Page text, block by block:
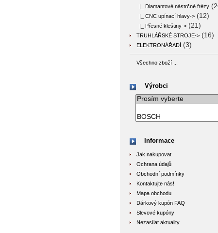
|_ Diamantové nástrčné frézy
|_ CNC upínací hlavy-> (12)
|_ Přesné kleštiny-> (21)
TRUHLÁŘSKÉ STROJE-> (16)
ELEKTRONÁŘADÍ (3)
Všechno zboží ...
Výrobci
Informace
Jak nakupovat
Ochrana údajů
Obchodní podmínky
Kontaktujte nás!
Mapa obchodu
Dárkový kupón FAQ
Slevové kupóny
Nezasílat aktuality